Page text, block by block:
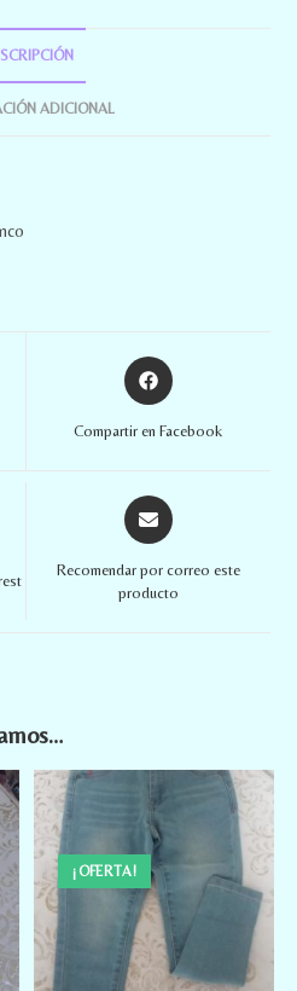
ADICIONAL
Compartir en Facebook
Recomendar por correo este
producto
¡OFERTA!